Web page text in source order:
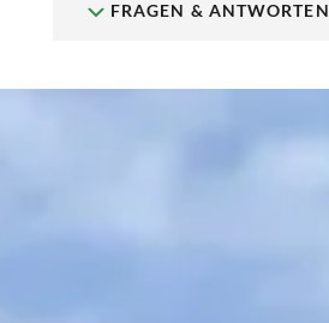
FRAGEN & ANTWORTEN